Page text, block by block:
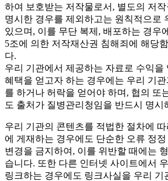
하여 보호받는 저작물로서, 별도의 저
명시한 경우를 제외하고는 원칙적으로
있으며, 이를 무단 복제, 배포하는 경우
5조에 의한 저작재산권 침해죄에 해당
다.
우리 기관에서 제공하는 자료로 수익을
혜택을 얻고자 하는 경우에는 우리 기
를 하거나 허락을 얻어야 하며, 협의 또
도 출처가 질병관리청임을 반드시 명시
우리 기관의 콘텐츠를 적법한 절차에
에 게재하는 경우에도 단순한 오류 정
변경을 금지하여, 이를 위반할 때에는
습니다. 또한 다른 인터넷 사이트에서
링크하는 경우에도 링크사실을 우리 기